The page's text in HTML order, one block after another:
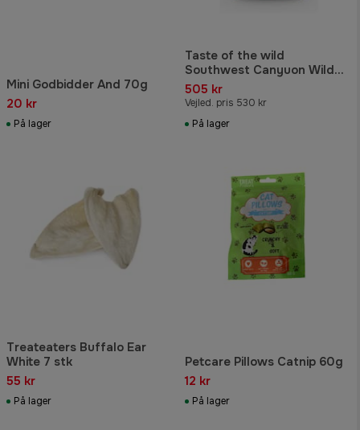
Mini Godbidder And 70g
20 kr
På lager
Taste of the wild
Southwest Canyuon Wild
Boar 12,2kg
505 kr
Vejled. pris 530 kr
På lager
Treateaters Buffalo Ear
White 7 stk
55 kr
På lager
Petcare Pillows Catnip 60g
12 kr
På lager